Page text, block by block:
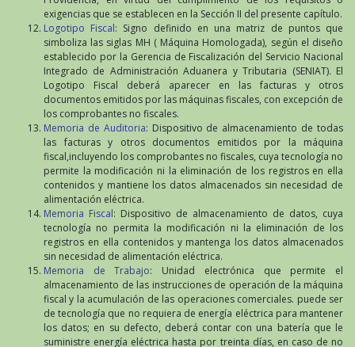
exigencias que se establecen en la Sección II del presente capítulo.
Logotipo Fiscal: Signo definido en una matriz de puntos que
simboliza las siglas MH ( Máquina Homologada), según el diseño
establecido por la Gerencia de Fiscalización del Servicio Nacional
Integrado de Administración Aduanera y Tributaria (SENIAT). El
Logotipo Fiscal deberá aparecer en las facturas y otros
documentos emitidos por las máquinas fiscales, con excepción de
los comprobantes no fiscales.
Memoria de Auditoria: Dispositivo de almacenamiento de todas
las facturas y otros documentos emitidos por la máquina
fiscal,incluyendo los comprobantes no fiscales, cuya tecnología no
permite la modificación ni la eliminación de los registros en ella
contenidos y mantiene los datos almacenados sin necesidad de
alimentación eléctrica.
Memoria Fiscal: Dispositivo de almacenamiento de datos, cuya
tecnología no permita la modificación ni la eliminación de los
registros en ella contenidos y mantenga los datos almacenados
sin necesidad de alimentación eléctrica.
Memoria de Trabajo: Unidad electrónica que permite el
almacenamiento de las instrucciones de operación de la máquina
fiscal y la acumulación de las operaciones comerciales. puede ser
de tecnología que no requiera de energía eléctrica para mantener
los datos; en su defecto, deberá contar con una batería que le
suministre energía eléctrica hasta por treinta días, en caso de no